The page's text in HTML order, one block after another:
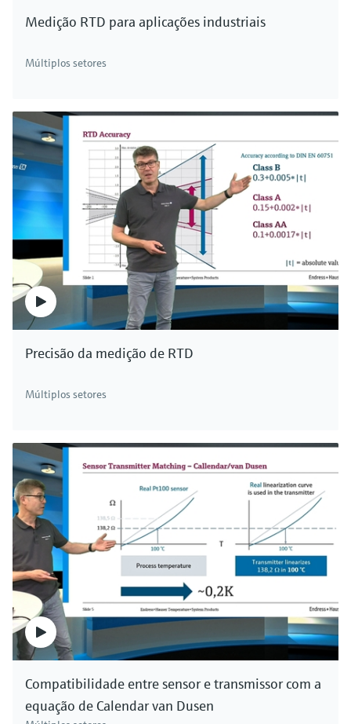
Medição RTD para aplicações industriais
Múltiplos setores
Precisão da medição de RTD
Múltiplos setores
Compatibilidade entre sensor e transmissor com a
equação de Calendar van Dusen